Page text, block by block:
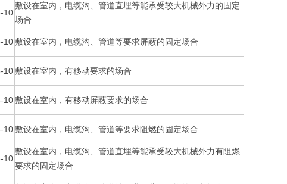
10
敷设在室内，电缆沟、管道直埋等能承受较大机械外力的固定
场合
10 敷设在室内，电缆沟、管道等要求屏蔽的固定场合
10 敷设在室内，有移动要求的场合
10 敷设在室内，有移动屏蔽要求的场合
10 敷设在室内，电缆沟、管道等要求阻燃的固定场合
10
敷设在室内，电缆沟、管道直埋等能承受较大机械外力有阻燃
要求的固定场合